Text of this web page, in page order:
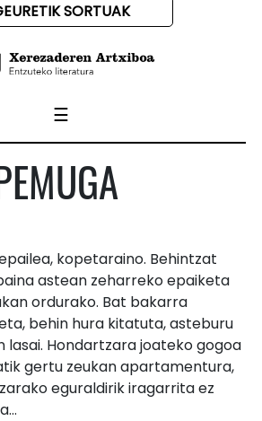
SORTUAK
☰
kopetaraino. Behintzat
astean zeharreko epaiketa
ordurako. Bat bakarra
behin hura kitatuta, asteburu
lasai. Hondartzara joateko gogoa
gertu zeukan apartamentura,
eguraldirik iragarrita ez